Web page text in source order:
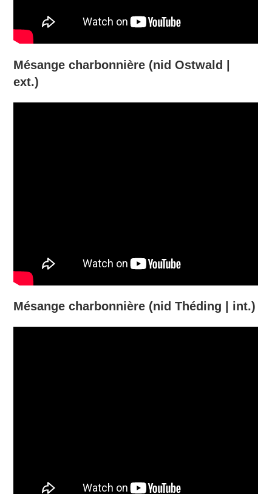
Mésange charbonnière (nid Ostwald |
ext.)
Mésange charbonnière (nid Théding | int.)